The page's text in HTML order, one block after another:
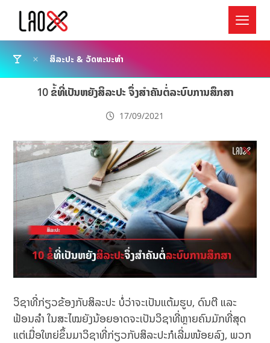
ສິລະປະ & ວັດທະນະທຳ
10 ຂໍ້ທີ່ເປັນຫຍັງສິລະປະ ຈຶ່ງສຳຄັນຕໍ່ລະບົບການສຶກສາ
17/09/2021
ວິຊາທີ່ກ່ຽວຂ້ອງກັບສິລະປະ ບໍ່ວ່າຈະເປັນແຕ້ມຮູບ, ດົນຕີ ແລະ
ຟ້ອນລຳ ໃນສະໄໝຍັງນ້ອຍອາດຈະເປັນວິຊາທີ່ຫຼາຍຄົນມັກທີ່ສຸດ
ແຕ່ເມື່ອໃຫຍ່ຂຶ້ນມາວິຊາທີ່ກ່ຽວກັບສິລະປະກໍເລີ່ມໜ້ອຍລົງ,​ ພວກ